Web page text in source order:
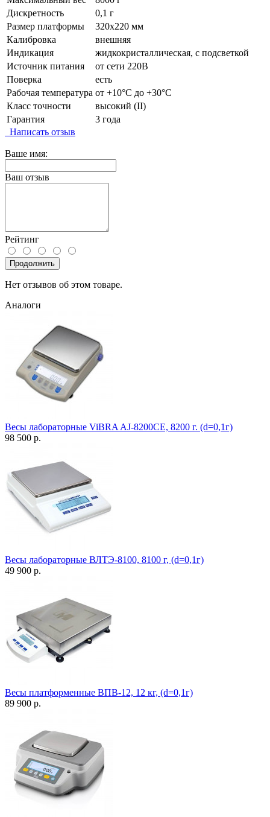
Дискретность
0,1 г
Размер платформы
320х220 мм
Калибровка
внешняя
Индикация
жидкокристаллическая, с подсветкой
Источник питания
от сети 220В
Поверка
есть
Рабочая температура от +10°C до +30°C
Класс точности
высокий (II)
Гарантия
3 года
Написать отзыв
Ваше имя:
Ваш отзыв
Рейтинг
Продолжить
Нет отзывов об этом товаре.
Аналоги
Весы лабораторные ViBRA AJ-8200CE, 8200 г. (d=0,1г)
98 500 р.
Весы лабораторные ВЛТЭ-8100, 8100 г, (d=0,1г)
49 900 р.
Весы платформенные ВПВ-12, 12 кг, (d=0,1г)
89 900 р.